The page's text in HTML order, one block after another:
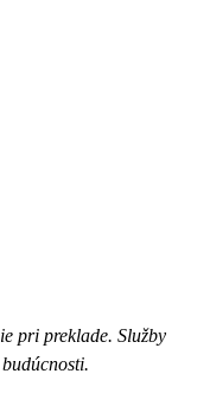
pri preklade. Služby